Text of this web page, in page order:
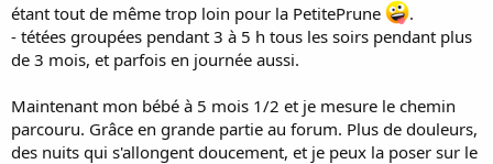
étant tout de même trop loin pour la PetitePrune
.
- tétées groupées pendant 3 à 5 h tous les soirs pendant plus
de 3 mois, et parfois en journée aussi.
Maintenant mon bébé à 5 mois 1/2 et je mesure le chemin
parcouru. Grâce en grande partie au forum. Plus de douleurs,
des nuits qui s'allongent doucement, et je peux la poser sur le